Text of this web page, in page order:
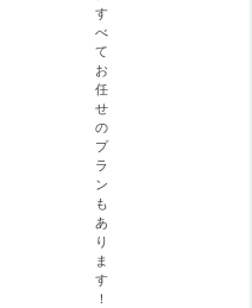
す
べ
て
お
任
せ
の
プ
ラ
ン
も
あ
り
ま
す
！